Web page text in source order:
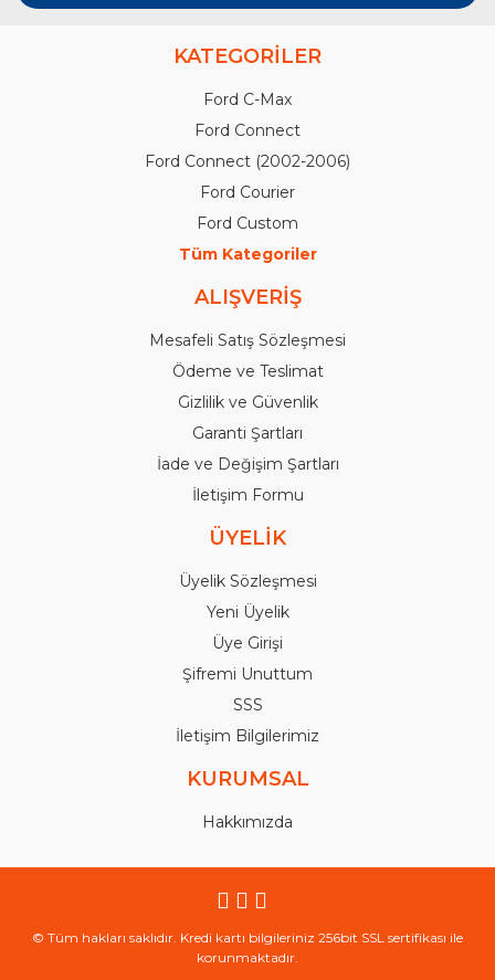
KATEGORİLER
Ford C-Max
Ford Connect
Ford Connect (2002-2006)
Ford Courier
Ford Custom
Tüm Kategoriler
ALIŞVERİŞ
Mesafeli Satış Sözleşmesi
Ödeme ve Teslimat
Gizlilik ve Güvenlik
Garanti Şartları
İade ve Değişim Şartları
İletişim Formu
ÜYELİK
Üyelik Sözleşmesi
Yeni Üyelik
Üye Girişi
Şifremi Unuttum
SSS
İletişim Bilgilerimiz
KURUMSAL
Hakkımızda
© Tüm hakları saklıdır. Kredi kartı bilgileriniz 256bit SSL sertifikası ile
korunmaktadır.